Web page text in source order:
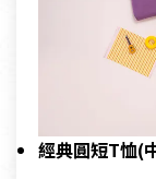
經典圓短T恤(